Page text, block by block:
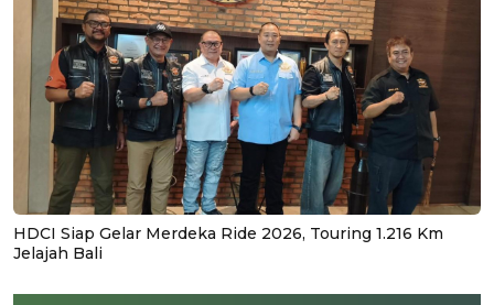
HDCI Siap Gelar Merdeka Ride 2026, Touring 1.216 Km
Jelajah Bali